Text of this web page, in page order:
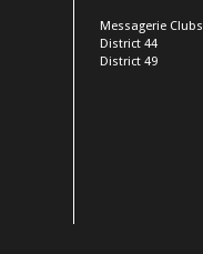
Messagerie Clubs
District 44
District 49